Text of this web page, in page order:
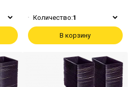
Количество:1
В корзину